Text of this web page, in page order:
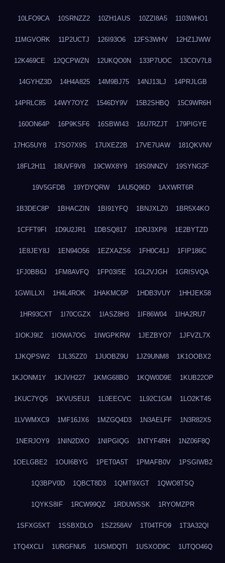
10LFO9CA 10SRNZZ2 10ZH1AUS 10ZZI8A5 1103WHO1
11MGVORK 11P2UCTJ 126I93O6 12FS3WHV 12HZ1JWW
12K469CE 12QCPWZN 12UKQO0N 133P7UOC 13COV7L8
14GYHZ3D 14H4A825 14M9BJ75 14NJ13LJ 14PRJLGB
14PRLC85 14WY7OYZ 1546DY9V 15B2SHBQ 15C9WR6H
160ON64P 16P9KSF6 16SBWI43 16U7RZJT 179PIGYE
17HG5UY8 17SO7X9S 17UXEZ2B 17VE7UAW 181QKVNV
18FL2H11 18UVF9V8 19CWX8Y9 19S0NNZV 19SYNG2F
19V5GFDB 19YDYQRW 1AU5Q96D 1AXWRT6R
1B3DEC8P 1BHACZIN 1BI91YFQ 1BNJXLZ0 1BR5X4KO
1CFFT9FI 1D9U2JR1 1DBSQ817 1DRJ3XP8 1E2BYTZD
1E8JEY8J 1EN94O56 1EZXAZS6 1FH0C41J 1FIP186C
1FJ0BB6J 1FM8AVFQ 1FP03I5E 1GL2VJGH 1GRISVQA
1GWILLXI 1H4L4ROK 1HAKMC6P 1HDB3VUY 1HHJEK58
1HR93CXT 1I70CGZX 1IASZ8H3 1IF86W04 1IHA2RU7
1IOKJ9IZ 1IOWA7OG 1IWGPKRW 1JEZBYO7 1JFVZL7X
1JKQPSW2 1JL35ZZ0 1JUOBZ9U 1JZ9UNM8 1K1OOBX2
1KJONM1Y 1KJVH227 1KMG68BO 1KQW0D9E 1KUB22OP
1KUC7YQ5 1KVUSEU1 1L0EECVC 1L92C1GM 1LO2KT45
1LVWMXC9 1MF16JX6 1MZGQ4D3 1N3AELFF 1N3R82X5
1NERJOY9 1NIN2DXO 1NIPGIQG 1NTYF4RH 1NZ06F8Q
1OELGBE2 1OUI6BYG 1PET0A5T 1PMAFB0V 1PSGIWB2
1Q3BPV0D 1QBCT8D3 1QMT9XGT 1QWO8TSQ
1QYKS8IF 1RCW99QZ 1RDUWSSK 1RYOMZPR
1SFXG5XT 1SSBXDLO 1SZ258AV 1T04TFO9 1T3A32QI
1TQ4XCLI 1URGFNU5 1USMDQTI 1USXOD9C 1UTQO46Q